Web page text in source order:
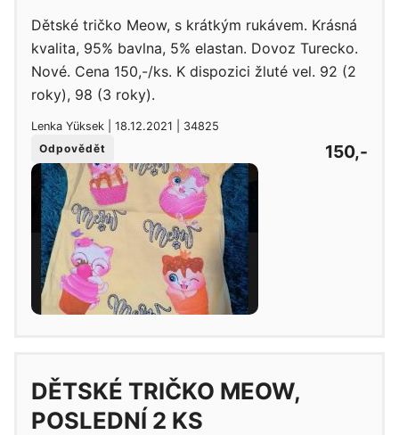
Dětské tričko Meow, s krátkým rukávem. Krásná
kvalita, 95% bavlna, 5% elastan. Dovoz Turecko.
Nové. Cena 150,-/ks. K dispozici žluté vel. 92 (2
roky), 98 (3 roky).
Lenka Yüksek | 18.12.2021 | 34825
Odpovědět
150,-
DĚTSKÉ TRIČKO MEOW,
POSLEDNÍ 2 KS